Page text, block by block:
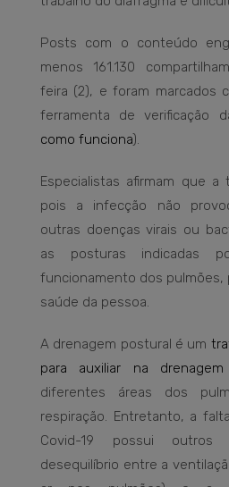
Posts com o conteúdo
menos 161.130
feira (2), e foram marcados
ferramenta de verificação
como funciona).
Especialistas afirmam que
pois a infecção não
outras doenças virais ou
as posturas indicadas
funcionamento dos pulmões,
saúde da pessoa.
A drenagem postural é um
para auxiliar na
diferentes áreas dos
respiração. Entretanto, a
Covid-19 possui
desequilíbrio entre a